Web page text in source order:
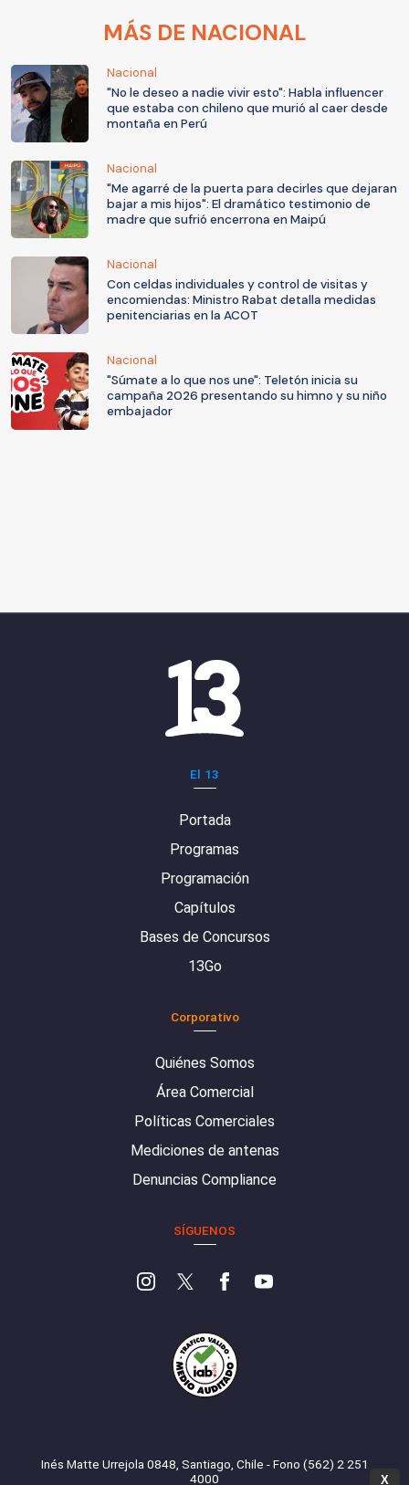
MÁS DE NACIONAL
Nacional
"No le deseo a nadie vivir esto": Habla influencer
que estaba con chileno que murió al caer desde
montaña en Perú
Nacional
"Me agarré de la puerta para decirles que dejaran
bajar a mis hijos": El dramático testimonio de
madre que sufrió encerrona en Maipú
Nacional
Con celdas individuales y control de visitas y
encomiendas: Ministro Rabat detalla medidas
penitenciarias en la ACOT
Nacional
"Súmate a lo que nos une": Teletón inicia su
campaña 2026 presentando su himno y su niño
embajador
El 13
Portada
Programas
Programación
Capítulos
Bases de Concursos
13Go
Corporativo
Quiénes Somos
Área Comercial
Políticas Comerciales
Mediciones de antenas
Denuncias Compliance
SÍGUENOS
Inés Matte Urrejola 0848, Santiago, Chile - Fono (562) 2 251
4000
X